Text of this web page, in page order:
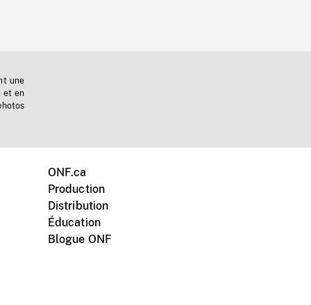
une
et en
ONF.ca
Production
Distribution
Éducation
Blogue ONF